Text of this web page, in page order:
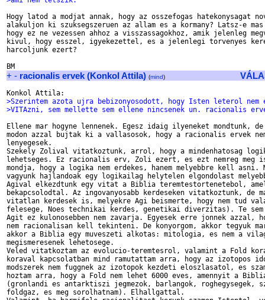
Hogy latod a modjat annak, hogy az osszefogas hatekonysagat
alakuljon ki szuksegszeruen az allam es a kormany? Latsz-e
hogy ez ne vezessen ahhoz a visszassagokhoz, amik jelenleg
kivul, hogy esszel, igyekezettel, es a jelenlegi torvenyes
harcoljunk ezert?
+ - racionalis ervek (Konkol Attila) (mind)
>Szerintem azota ujra bebizonyosodott, hogy Isten leterol nem
>VITAzni, sem mellette sem ellene nincsenek un. racionalis
Ellene mar hogyne lennenek. Egesz idaig ilyeneket mondtunk,
modon azzal bujtak ki a vallasosok, hogy a racionalis ervek
lenyegesek.
Szekely Zolival vitatkoztunk, arrol, hogy a mindenhatosag
lehetseges. Ez racionalis erv, Zoli ezert, es ezt nemreg
mondja, hogy a logika nem erdekes, hanem melyebbre kell asni.
vagyunk hajlandoak egy logikailag helytelen elgondolast
Agival elkezdtunk egy vitat a Biblia teremtestortenetebol,
bekapcsolodtal. Az ingovanyosabb kerdeseken vitatkoztunk, de
vitatlan kerdesek is, melyekre Agi beismerte, hogy nem tud
felesege, Noes technikai kerdes, genetikai diverzitas). Te
Agit ez kulonosebben nem zavarja. Egyesek erre jonnek
nem racionalisan kell tekinteni. De konyorgom, akkor tegyuk
akkor a Biblia egy muveszeti alkotas: mitologia, es nem a
megismeresenek lehetosege.
Veled vitatkoztam az evolucio-teremtesrol, valamint a Fold
koraval kapcsolatban mind ramutattam arra, hogy az izotopos
modszerek nem fuggnek az izotopok kezdeti eloszlasatol, es
hoztam arra, hogy a Fold nem lehet 6000 eves, amennyit a
(gronlandi es antarktiszi jegmezok, barlangok,
foldgaz, es meg sorolhatnam). Elhallgattal.